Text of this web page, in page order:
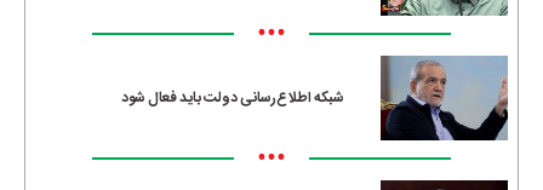
•••
شبکه اطلاع‌رسانی دولت باید فعال شود
•••